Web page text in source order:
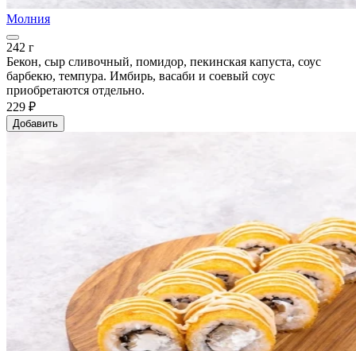
Молния
242 г
Бекон, сыр сливочный, помидор, пекинская капуста, соус
барбекю, темпура. Имбирь, васаби и соевый соус
приобретаются отдельно.
229 ₽
Добавить